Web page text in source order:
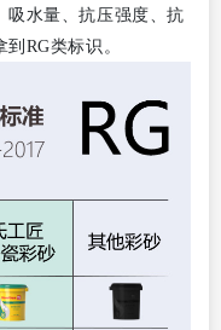
吸水量、抗压强度、抗
RG类标识。